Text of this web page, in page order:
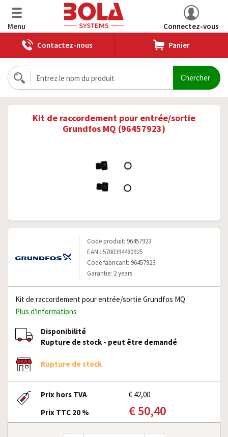
Menu
Connectez-vous
Contactez-nous
Panier
Kit de raccordement pour entrée/sortie
Grundfos MQ (96457923)
Code produit: 96457923
EAN : 5700394480925
Code fabricant: 96457923
Garantie: 2 years
Kit de raccordement pour entrée/sortie Grundfos MQ
Plus d'informations
Disponibilité
Rupture de stock - peut être demandé
Rupture de stock
Prix hors TVA
€ 42,00
Prix TTC 20 %
€ 50,40